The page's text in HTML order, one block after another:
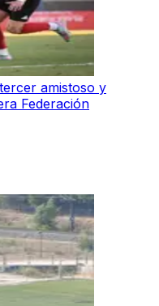
amistoso y
Federación